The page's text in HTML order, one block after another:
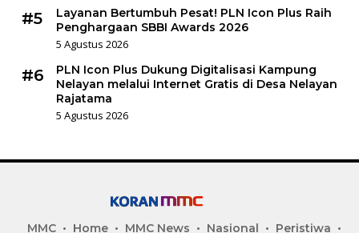
#5
Layanan Bertumbuh Pesat! PLN Icon Plus Raih
Penghargaan SBBI Awards 2026
5 Agustus 2026
#6
PLN Icon Plus Dukung Digitalisasi Kampung
Nelayan melalui Internet Gratis di Desa Nelayan
Rajatama
5 Agustus 2026
MMC Home MMC News Nasional Peristiwa